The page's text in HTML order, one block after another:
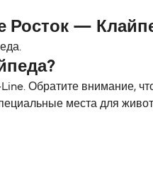
Росток —
Обратите внимание,
места для